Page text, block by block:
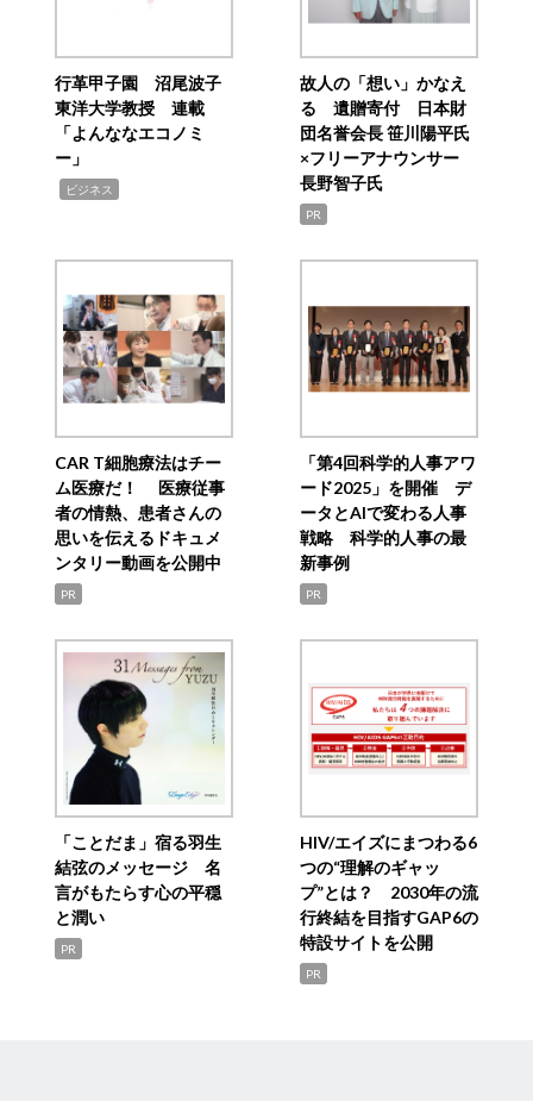
行革甲子園 沼尾波子
東洋大学教授 連載
「よんななエコノミ
ー」
ビジネス
故人の「想い」かなえ
る 遺贈寄付 日本財
団名誉会長 笹川陽平氏
×フリーアナウンサー
長野智子氏
PR
CAR T細胞療法はチー
ム医療だ！ 医療従事
者の情熱、患者さんの
思いを伝えるドキュメ
ンタリー動画を公開中
PR
「第4回科学的人事アワ
ード2025」を開催 デ
ータとAIで変わる人事
戦略 科学的人事の最
新事例
PR
「ことだま」宿る羽生
結弦のメッセージ 名
言がもたらす心の平穏
と潤い
PR
HIV/エイズにまつわる6
つの“理解のギャッ
プ”とは？ 2030年の流
行終結を目指すGAP6の
特設サイトを公開
PR